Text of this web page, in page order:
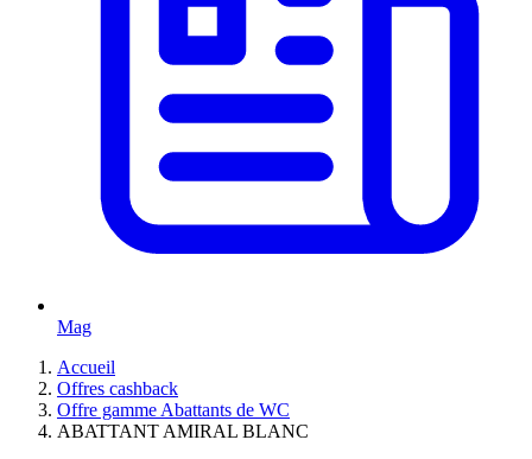
Mag
Accueil
Offres cashback
Offre gamme Abattants de WC
ABATTANT AMIRAL BLANC